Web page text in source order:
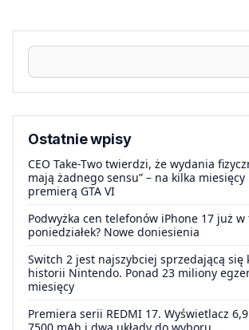
Ostatnie wpisy
CEO Take-Two twierdzi, że wydania
mają żadnego sensu” – na kilka miesięcy
premierą GTA VI
Podwyżka cen telefonów iPhone 17 już w
poniedziałek? Nowe doniesienia
Switch 2 jest najszybciej sprzedającą się
historii Nintendo. Ponad 23 miliony
miesięcy
Premiera serii REDMI 17. Wyświetlacz